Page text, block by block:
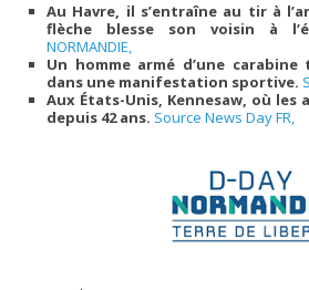
Au Havre, il s’entraîne au tir à
flèche blesse son voisin à
NORMANDIE,
Un homme armé d’une
dans une manifestation sportive.
Aux États-Unis, Kennesaw, où les
depuis 42 ans. Source News Day FR,